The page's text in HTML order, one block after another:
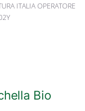
ITALIA OPERATORE
Bio